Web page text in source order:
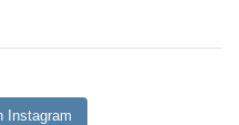
Instagram